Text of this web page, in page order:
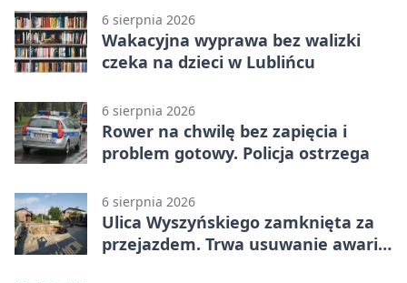
6 sierpnia 2026
Wakacyjna wyprawa bez walizki
czeka na dzieci w Lublińcu
6 sierpnia 2026
Rower na chwilę bez zapięcia i
problem gotowy. Policja ostrzega
6 sierpnia 2026
Ulica Wyszyńskiego zamknięta za
przejazdem. Trwa usuwanie awarii